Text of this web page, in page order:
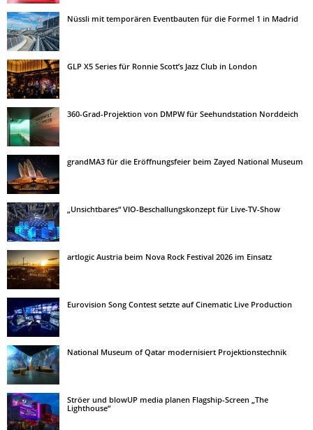
Nüssli mit temporären Eventbauten für die Formel 1 in Madrid
GLP X5 Series für Ronnie Scott’s Jazz Club in London
360-Grad-Projektion von DMPW für Seehundstation Norddeich
grandMA3 für die Eröffnungsfeier beim Zayed National Museum
„Unsichtbares“ VIO-Beschallungskonzept für Live-TV-Show
artlogic Austria beim Nova Rock Festival 2026 im Einsatz
Eurovision Song Contest setzte auf Cinematic Live Production
National Museum of Qatar modernisiert Projektionstechnik
Ströer und blowUP media planen Flagship-Screen „The
Lighthouse“